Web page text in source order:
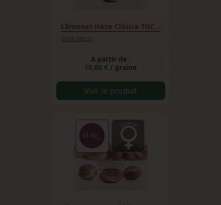
Llimonet Haze Clásica THC...
ELITE SEEDS
A partir de :
10,00 € / graine
Voir le produit